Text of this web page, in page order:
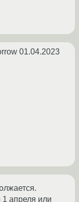
01.04.2023
1 апреля или